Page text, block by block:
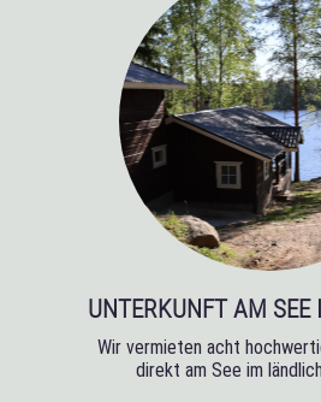
UNTERKUNFT AM
Wir vermieten acht
direkt am See im